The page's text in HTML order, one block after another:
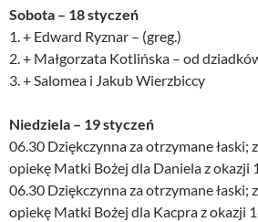
Sobota – 18 styczeń
1. + Edward Ryznar – (greg.)
2. + Małgorzata Kotlińska – od
3. + Salomea i Jakub Wierzbiccy
Niedziela – 19 styczeń
06.30 Dziękczynna za otrzymane łaski;
opiekę Matki Bożej dla Daniela z okazji
06.30 Dziękczynna za otrzymane łaski;
opiekę Matki Bożej dla Kacpra z okazji